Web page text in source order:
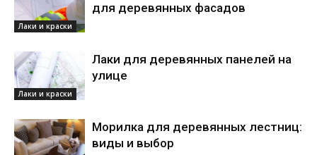
Лаки и краски
для деревянных фасадов
Лаки и краски
Лаки для деревянных панелей на
улице
Морилка для деревянных лестниц:
виды и выбор